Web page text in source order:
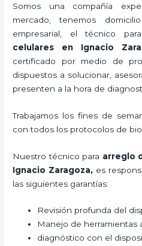
Somos una compañía
mercado, tenemos
empresarial, el técnico
celulares en Ignacio
certificado por medio de
dispuestos a solucionar,
presenten a la hora de
Trabajamos los fines de
con todos los protocolos de
Nuestro técnico para arreglo
Ignacio Zaragoza, es
las siguientes garantías:
Revisión profunda del
Manejo de herramientas
diagnóstico con el